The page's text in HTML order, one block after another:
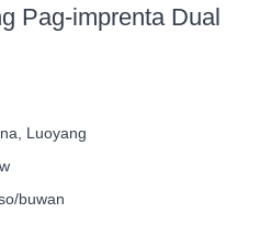
Pag-imprenta Dual
Luoyang
buwan